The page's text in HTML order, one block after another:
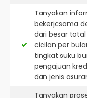
Tanyakan
bekerjasama
dari besar total
cicilan per
tingkat suku
pengajuan
dan jenis
Tanyakan